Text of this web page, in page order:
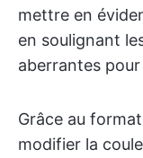
mettre en
en soulignant
aberrantes
Grâce au
modifier la